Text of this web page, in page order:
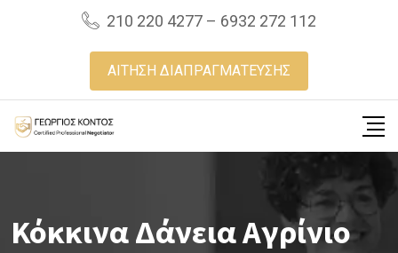
210 220 4277 – 6932 272 112
ΑΙΤΗΣΗ ΔΙΑΠΡΑΓΜΑΤΕΥΣΗΣ
Κόκκινα Δάνεια Αγρίνιο